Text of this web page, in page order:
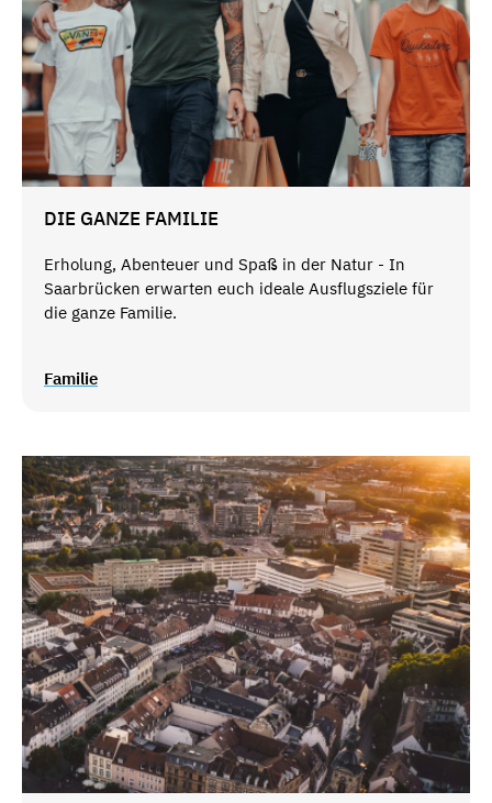
DIE GANZE FAMILIE
Erholung, Abenteuer und Spaß in der Natur - In
Saarbrücken erwarten euch ideale Ausflugsziele für
die ganze Familie.
Familie